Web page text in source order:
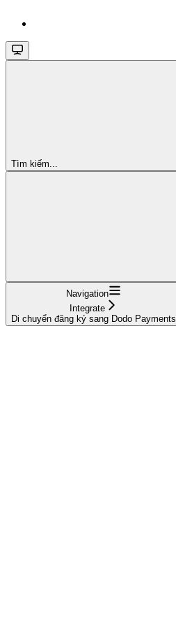
Tìm kiếm...
Navigation
Integrate
Di chuyển đăng ký sang Dodo Payments